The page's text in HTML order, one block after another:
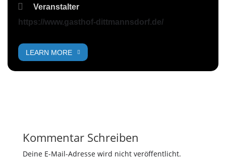
Veranstalter
https://www.gasthof-dittmannsdorf.de/
LEARN MORE
Kommentar Schreiben
Deine E-Mail-Adresse wird nicht veröffentlicht.